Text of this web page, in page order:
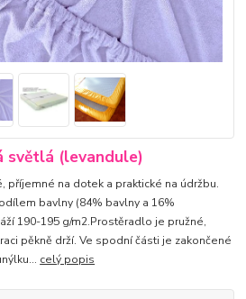
světlá (levandule)
příjemné na dotek a praktické na údržbu.
bavlny (84% bavlny a 16%
190-195 g/m2.Prostěradlo je pružné,
pěkně drží. Ve spodní části je zakončené
celý popis